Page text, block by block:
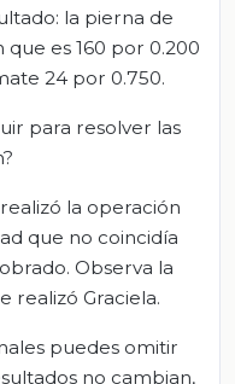
la pierna de
que es 160 por 0.200
24 por 0.750.
para resolver las
la operación
que no coincidía
Observa la
realizó Graciela.
puedes omitir
no cambian,